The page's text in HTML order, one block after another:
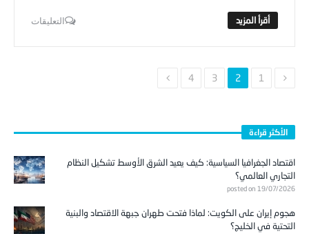
التعليقات
1
2
3
4
الأكثر قراءة
اقتصاد الجغرافيا السياسية: كيف يعيد الشرق الأوسط تشكيل النظام
التجاري العالمي؟
posted on 19/07/2026
هجوم إيران على الكويت: لماذا فتحت طهران جبهة الاقتصاد والبنية
التحتية في الخليج؟